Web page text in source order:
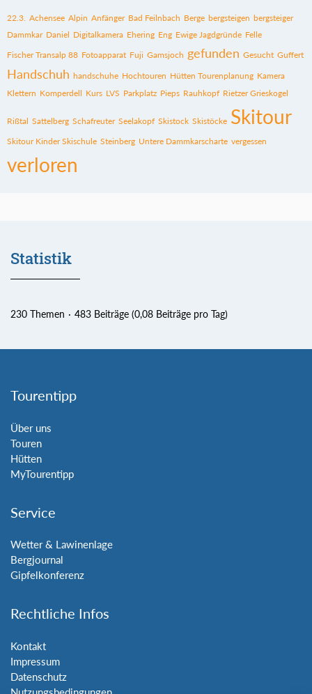
22.3. Achensee Alpin Anfänger Bad Feilnbach Berge bergsteigen bergsteiger
Dammkar Daniel Digitalkamera Ehering Eng Ewige Jagdgründe Felle
Fischer Transalp 88 Fotoapparat Fuji Gamsjoch gefunden Gesucht Guffert
Handschuh handschuhe Hochtouren Hütten Tourenplanung Kamera
Klettern Komperdell Kurs LVS Parkplatz Pieps Rauhkopf Rietzer Grieskogel
Rißtal Sattelberg Schafreuter Seelakopf Skistock Skistöcke Skitour
Skitour Kinder Skischule Steinberg Untere Dammkarscharte vergessen
verloren
Statistik
230 Themen 483 Beiträge (0,08 Beiträge pro Tag)
Tourentipp
Über uns
Touren
Hütten
MyTourentipp
Service
Wetter & Lawinenlage
Bergjournal
Gipfelkonferenz
Rechtliche Infos
Kontakt
Impressum
Datenschutz